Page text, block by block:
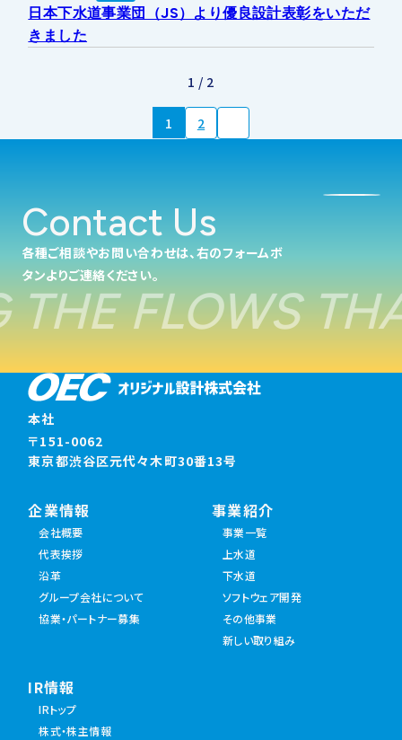
日本下水道事業団（JS）より優良設計表彰をいただ
きました
1 / 2
1 2
Contact Us
各種ご相談やお問い合わせは、右のフォームボ
タンよりご連絡ください。
FLOWS
本社
〒151-0062
東京都渋谷区元代々木町30番13号
企業情報
会社概要
代表挨拶
沿革
グループ会社について
協業・パートナー募集
事業紹介
事業一覧
上水道
下水道
ソフトウェア開発
その他事業
新しい取り組み
IR情報
IRトップ
株式・株主情報